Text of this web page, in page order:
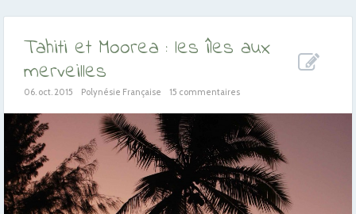
Tahiti et Moorea : les îles aux
merveilles
06. oct. 2015 Polynésie Française 15 commentaires